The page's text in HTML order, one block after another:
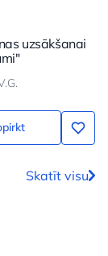
uzsākšanai
Skatīt visu